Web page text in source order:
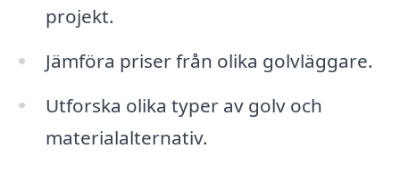
projekt.
Jämföra priser från olika golvläggare.
Utforska olika typer av golv och
materialalternativ.